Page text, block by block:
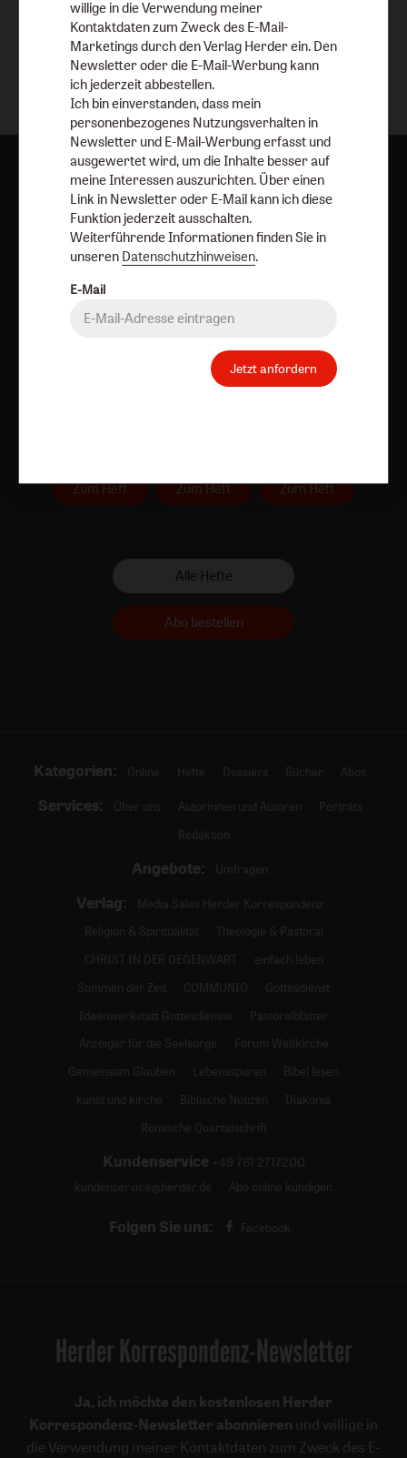
Brose
Petersen
Aktuelle Hefte
Zum Heft Zum Heft Zum Heft
Alle Hefte
Abo bestellen
Kategorien: Online Hefte Dossiers Bücher Abos
Services: Über uns Autorinnen und Autoren
Porträts
Redaktion
Angebote: Umfragen
Verlag:
Media Sales Herder Korrespondenz
Religion & Spiritualität
Theologie & Pastoral
CHRIST IN DER GEGENWART
einfach leben
Stimmen der Zeit
COMMUNIO
Gottesdienst
Ideenwerkstatt Gottesdienste
Pastoralblätter
Anzeiger für die Seelsorge
Forum Weltkirche
Gemeinsam Glauben
Lebensspuren
Bibel lesen
kunst und kirche
Biblische Notizen
Diakonia
Römische Quartalschrift
Kundenservice +49 761 2717200
kundenservice@herder.de
Abo online kündigen
Folgen Sie uns: Facebook
Herder Korrespondenz-Newsletter
Ja, ich möchte den kostenlosen Herder
Korrespondenz-Newsletter abonnieren und willige in
die Verwendung meiner Kontaktdaten zum Zweck des E-
willige in die Verwendung meiner
Kontaktdaten zum Zweck des E-Mail-
Marketings durch den Verlag Herder ein. Den
Newsletter oder die E-Mail-Werbung kann
ich jederzeit abbestellen.
Ich bin einverstanden, dass mein
personenbezogenes Nutzungsverhalten in
Newsletter und E-Mail-Werbung erfasst und
ausgewertet wird, um die Inhalte besser auf
meine Interessen auszurichten. Über einen
Link in Newsletter oder E-Mail kann ich diese
Funktion jederzeit ausschalten.
Weiterführende Informationen finden Sie in
unseren Datenschutzhinweisen.
E-Mail
Jetzt anfordern